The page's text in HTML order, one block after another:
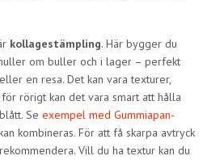
kollagestämpling. Här bygger du
om buller och i lager – perfekt
en resa. Det kan vara texturer,
rörigt kan det vara smart att hålla
Se exempel med Gummiapan-
kombineras. För att få skarpa avtryck
Vill du ha textur kan du